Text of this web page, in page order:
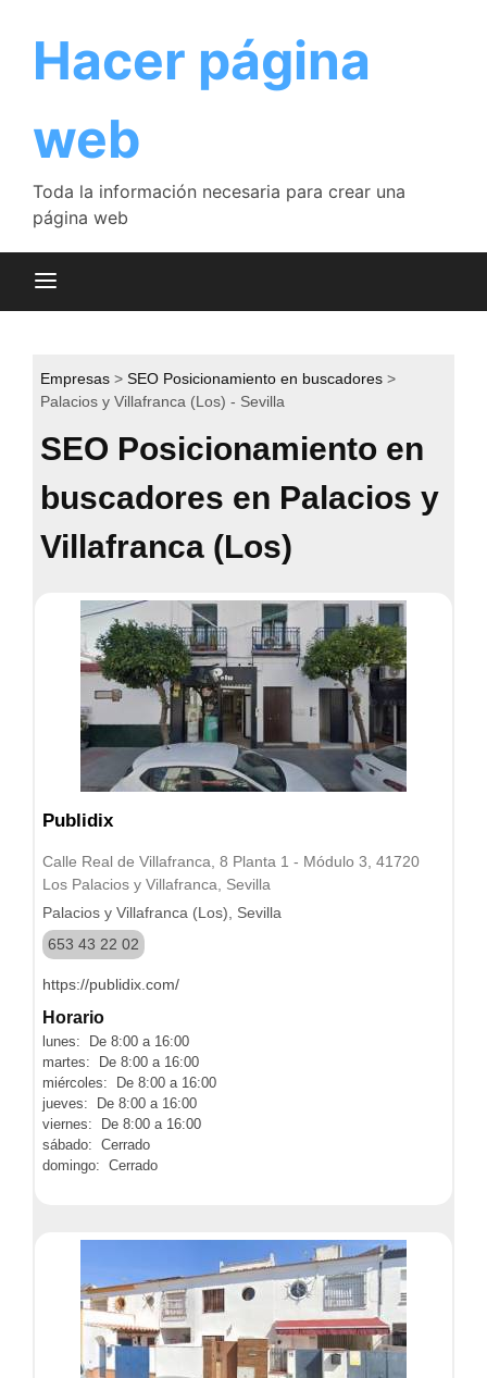
contenido
Hacer página
web
Toda la información necesaria para crear una
página web
Empresas
SEO Posicionamiento en buscadores
Palacios y Villafranca (Los) - Sevilla
SEO Posicionamiento en
buscadores en Palacios y
Villafranca (Los)
Publidix
Calle Real de Villafranca, 8 Planta 1 - Módulo 3, 41720
Los Palacios y Villafranca, Sevilla
Palacios y Villafranca (Los), Sevilla
653 43 22 02
https://publidix.com/
Horario
lunes: De 8:00 a 16:00
martes: De 8:00 a 16:00
miércoles: De 8:00 a 16:00
jueves: De 8:00 a 16:00
viernes: De 8:00 a 16:00
sábado: Cerrado
domingo: Cerrado